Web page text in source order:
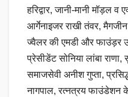
हरिद्वार, जानी-मानी
आर्गेनाइजर राखी तंवर,
ज्वैलर की एमडी और फाउंड़र
प्रेसीडेंट सोनिया लांबा
समाजसेवी अनीश गुप्ता,
नागपाल, रत्नत्रय फाउंडेशन